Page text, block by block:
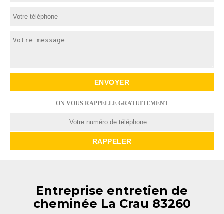
ON VOUS RAPPELLE GRATUITEMENT
Entreprise entretien de
cheminée La Crau 83260